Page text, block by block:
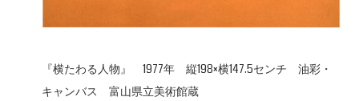
『横たわる人物』 1977年 縦198×横147.5センチ 油彩・
キャンバス 富山県立美術館蔵